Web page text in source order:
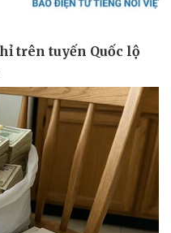
Trải nghiệm